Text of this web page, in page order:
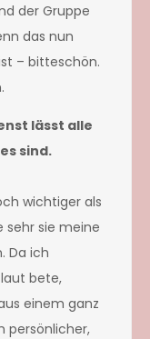
der Gruppe
das nun
– bitteschön.
lässt alle
sind.
wichtiger als
sehr sie meine
Da ich
bete,
einem ganz
persönlicher,